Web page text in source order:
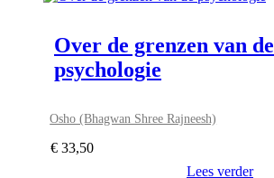
Over de grenzen van de
psychologie
Osho (Bhagwan Shree Rajneesh)
€ 33,50
Lees verder